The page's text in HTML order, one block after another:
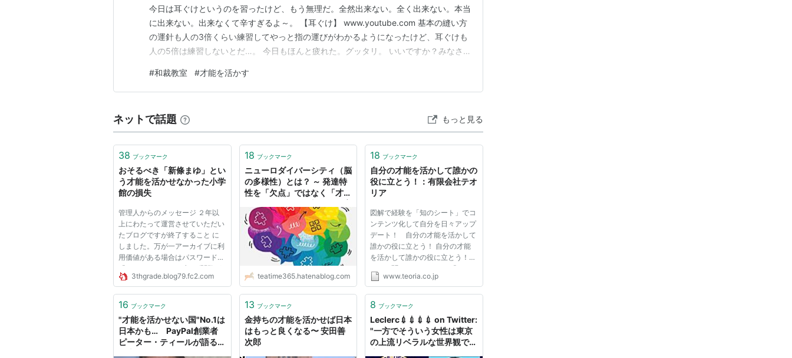
今日は耳ぐけというのを習ったけど、もう無理だ。全然出来ない。全く出来ない。本当
に出来ない。出来なくて辛すぎるよ～。 【耳ぐけ】 www.youtube.com 基本の縫い方
の運針も人の3倍くらい練習してやっと指の運びがわかるようになったけど、耳ぐけも
人の5倍は練習しないとだ…。 今日もほんと疲れた。グッタリ。 いいですか？みなさ
わたしは和裁で身をもって学びました。ほんとうにつらいんだから～。 センスがある
人は、先生が「こうやるんですよ～」っ…
#和裁教室 #才能を活かす
ネットで話題 もっと見る
38 ブックマーク
おそるべき「新條まゆ」とい
う才能を活かせなかった小学
館の損失
管理人からのメッセージ ２年以
上にわたって運営させていただい
たブログですが終了すること に
しました。万が一アーカイブに利
用価値がある場合はパスワード
「s imatomoki」でブログ閲覧が
できるようにしておくので、ご自
3thgrade.blog79.fc2.com
18 ブックマーク
ニューロダイバーシティ（脳
の多様性）とは？ ～ 発達特
性を「欠点」ではなく「才
～ - TeaTime∞
teatime365.hatenablog.com
18 ブックマーク
自分の才能を活かして誰かの
役に立とう！：有限会社テオ
リア
図解で経験を「知のシート」でコ
ンテンツ化して自分を日々アップ
デート！ 自分の才能を活かして
誰かの役に立とう！ 自分の才能
を活かして誰かの役に立とう！
ＡＩに聞いてみました。 「ＡＩ
に仕事を奪われるのでしょう
は．．．．．．．．．．．．．．
化するにつれて、特定の...
www.teoria.co.jp
16 ブックマーク
"才能を活かせない国"No.1は
日本かも… PayPal創業者
ピーター・ティールが語る、
13 ブックマーク
金持ちの才能を活かせば日本
はもっと良くなる〜 安田善
次郎
8 ブックマーク
Leclerc💉💉💉💉 on Twitter:
"一方でそういう女性は東京
の上流リベラルな世界観では